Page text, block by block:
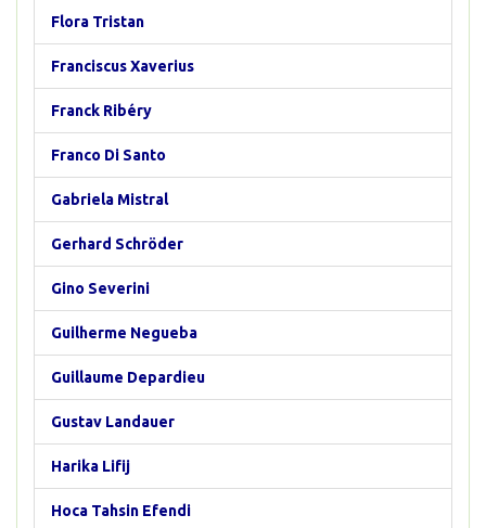
Flora Tristan
Franciscus Xaverius
Franck Ribéry
Franco Di Santo
Gabriela Mistral
Gerhard Schröder
Gino Severini
Guilherme Negueba
Guillaume Depardieu
Gustav Landauer
Harika Lifij
Hoca Tahsin Efendi